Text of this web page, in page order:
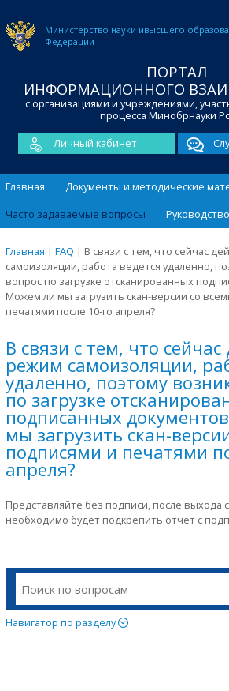
Министерство науки ивысшего
Федерации
ПОРТАЛ
ИНФОРМАЦИОННОГО
с организациями и учреждениями,
процесса Минобрнауки
Личный кабинет
Главная
Документы и методические
Часто задаваемые вопросы
Главная | FAQ | В связи с тем, что сейчас
самоизоляции, работа ведется удаленно,
вопрос по загрузке отсканированных
Можем ли мы загрузить скан-версии со
печатями после 10-го апреля?
В связи с тем, что сейчас
режим самоизоляции,
удаленно, поэтому
по загрузке
подписанных
мы загрузить скан-
подписями и печатями
апреля?
Представляйте без подписи, после выхода
необходимо будет подкрепить отчет с
Навигатор по разделу